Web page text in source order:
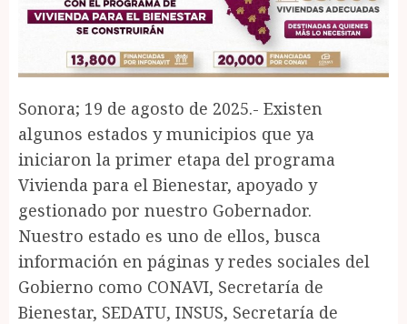
Sonora; 19 de agosto de 2025.- Existen
algunos estados y municipios que ya
iniciaron la primer etapa del programa
Vivienda para el Bienestar, apoyado y
gestionado por nuestro Gobernador.
Nuestro estado es uno de ellos, busca
información en páginas y redes sociales del
Gobierno como CONAVI, Secretaría de
Bienestar, SEDATU, INSUS, Secretaría de